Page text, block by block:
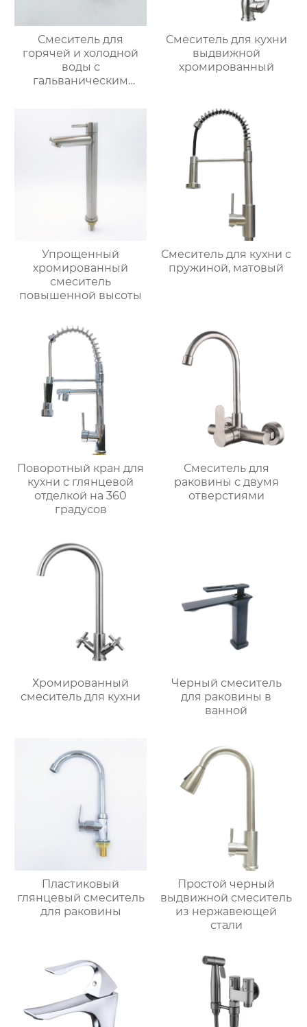
Смеситель для
горячей и холодной
воды с
гальваническим
Смеситель для кухни
выдвижной
хромированный
Упрощенный
хромированный
смеситель
повышенной высоты
Смеситель для кухни с
пружиной, матовый
Поворотный кран для
кухни с глянцевой
отделкой на 360
градусов
Смеситель для
раковины с двумя
отверстиями
Хромированный
смеситель для кухни
Черный смеситель
для раковины в
ванной
Пластиковый
глянцевый смеситель
для раковины
Простой черный
выдвижной смеситель
из нержавеющей
стали